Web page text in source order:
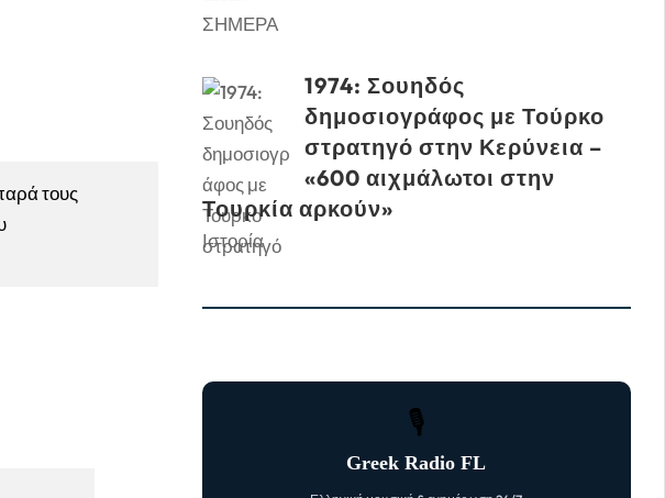
τους
1974: Σουηδός
δημοσιογράφος με Τούρκο
στρατηγό στην Κερύνεια –
«600 αιχμάλωτοι στην
Τουρκία αρκούν»
Ιστορία
🎙
Greek Radio FL